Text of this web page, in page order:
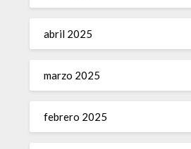
abril 2025
marzo 2025
febrero 2025